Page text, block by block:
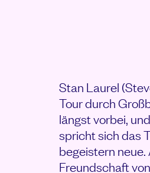
Stan Laurel
Tour durch
längst vorbei,
spricht sich das
begeistern
Freundschaft